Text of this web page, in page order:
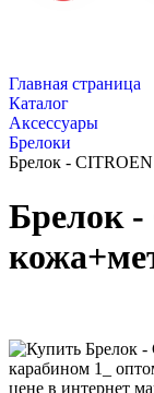
Главная страница
Каталог
Аксессуары
Брелоки
Брелок - CITROEN
Брелок